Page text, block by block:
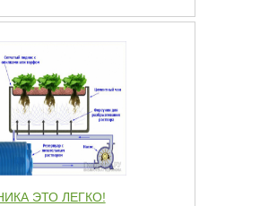
ЭТО ЛЕГКО!